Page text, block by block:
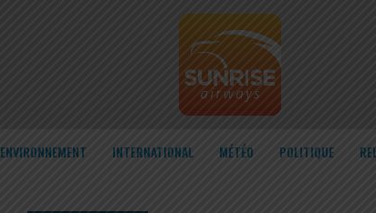
ENVIRONNEMENT INTERNATIONAL MÉTÉO POLITIQUE